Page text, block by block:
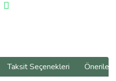
Taksit Seçenekleri